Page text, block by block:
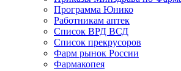
Программа Юнико
Работникам аптек
Список ВРД ВСД
Список прекрусоров
Фарм рынок России
Фармакопея